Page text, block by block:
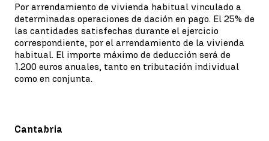
Por arrendamiento de vivienda habitual vinculado a
determinadas operaciones de dación en pago. El 25% de
las cantidades satisfechas durante el ejercicio
correspondiente, por el arrendamiento de la vivienda
habitual. El importe máximo de deducción será de
1.200 euros anuales, tanto en tributación individual
como en conjunta.
Cantabria